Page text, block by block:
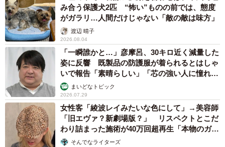
み合う保護犬2匹 “怖い”ものの前では、態度
がガラリ…人間だけじゃない「敵の敵は味方」
渡辺 晴子
2026.08.04
「一瞬誰かと…」彦摩呂、30キロ近く減量した
姿に反響 既製品の防護服が着られるとはしゃ
いで報告「素晴らしい」「芯の強い人に憧れま
す」まいどなトピック
2026.07.29
女性客「綾波レイみたいな色にして」→美容師
「旧エヴァ？新劇場版？」 リスペクトとこだ
わり詰まった施術が40万回超再生「本物のガチ
勢」そんでなライターズ